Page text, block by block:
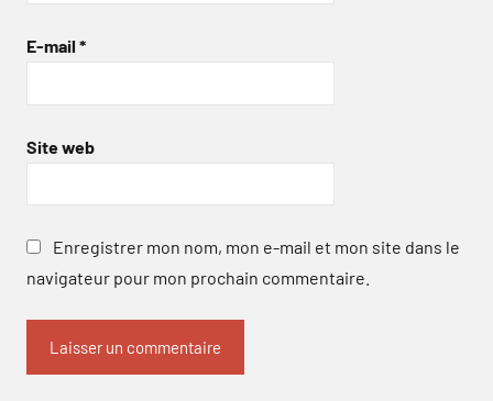
E-mail *
Site web
Enregistrer mon nom, mon e-mail et mon site dans le
navigateur pour mon prochain commentaire.